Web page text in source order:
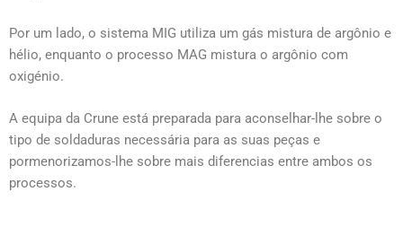
Por um lado, o sistema MIG utiliza um gás mistura de argônio e
hélio, enquanto o processo MAG mistura o argônio com
oxigénio.
A equipa da Crune está preparada para aconselhar-lhe sobre o
tipo de soldaduras necessária para as suas peças e
pormenorizamos-lhe sobre mais diferencias entre ambos os
processos.